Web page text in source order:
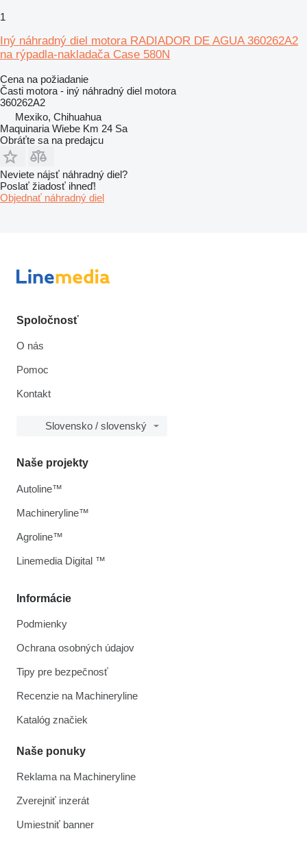
1
Iný náhradný diel motora RADIADOR DE AGUA 360262A2
na rýpadla-nakladača Case 580N
Cena na požiadanie
Časti motora - iný náhradný diel motora
360262A2
Mexiko, Chihuahua
Maquinaria Wiebe Km 24 Sa
Obráťte sa na predajcu
Neviete nájsť náhradný diel?
Poslať žiadosť ihneď!
Objednať náhradný diel
Spoločnosť
O nás
Pomoc
Kontakt
Slovensko / slovenský
Informácie
Podmienky
Ochrana osobných údajov
Tipy pre bezpečnosť
Recenzie na Machineryline
Katalóg značiek
Naše ponuky
Reklama na Machineryline
Zverejniť inzerát
Umiestniť banner
Naše projekty
Autoline™
Machineryline™
Agroline™
Linemedia Digital ™